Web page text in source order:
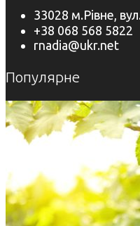
33028 м.Рівне,
+38 068 568 5822
rnadia@ukr.net
Популярне